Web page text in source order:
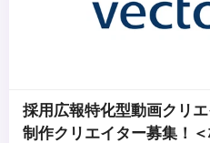
採用広報特化型動画クリ
制作クリエイター募集！